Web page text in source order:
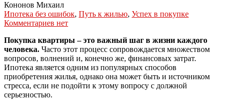
Кононов Михаил
Ипотека без ошибок, Путь к жилью, Успех в покупке
Комментариев нет
Покупка квартиры – это важный шаг в жизни каждого
человека. Часто этот процесс сопровождается множеством
вопросов, волнений и, конечно же, финансовых затрат.
Ипотека является одним из популярных способов
приобретения жилья, однако она может быть и источником
стресса, если не подойти к этому вопросу с должной
серьезностью.